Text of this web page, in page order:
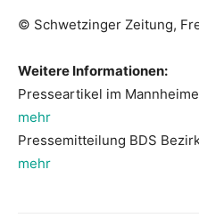
© Schwetzinger Zeitung,
Weitere Informationen:
Presseartikel im
mehr
Pressemitteilung BDS
mehr